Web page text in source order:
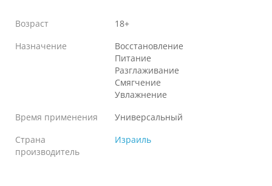
Возраст
18+
Назначение
Восстановление
Питание
Разглаживание
Смягчение
Увлажнение
Время применения
Универсальный
Страна
производитель
Израиль